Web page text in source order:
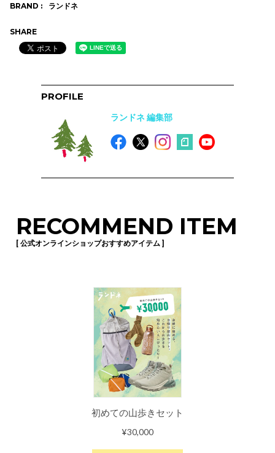
BRAND : ランドネ
SHARE
PROFILE
ランドネ 編集部
RECOMMEND ITEM
[ 公式オンラインショップおすすめアイテム ]